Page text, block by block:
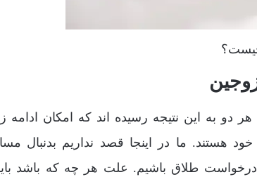
به این نتیجه رسیده اند که امکان ادامه
هستند. ما در اینجا قصد نداریم بدنبال
طلاق باشیم. علت هر چه که باشد